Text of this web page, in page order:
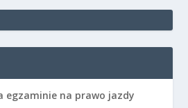
egzaminie na prawo jazdy